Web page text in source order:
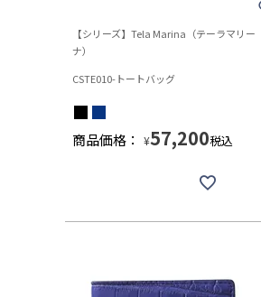
【シリーズ】Tela Marina（テーラマリー
ナ）
CSTE010-トートバッグ
商品価格： ¥57,200税込